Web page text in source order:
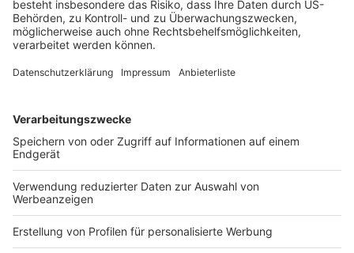
EntgO-L kann auch eine Lehrkraft, die an einer anderen
als ihrer Lehramtsbefähigung entsprechenden
Schulform eingesetzt und befördert worden ist, eine
stünde sie im Beamtenverhältnis – nach dem beim
50 ff.).
4. Eine Lehrkraft iSv. Abschnitt 1 der Anlage zum TV
EntgO-L kann nur dann eine Zulage wegen
vorübergehender Übertragung einer höherwertigen
Tätigkeit nach § 14 TV-L idF des § 5 TV EntgO-L
beanspruchen, wenn eine vergleichbare beamtete
Lehrkraft nach den beamtenrechtlichen Vorschriften
eine entsprechende Zulage erhält (Rn. 56 f.).